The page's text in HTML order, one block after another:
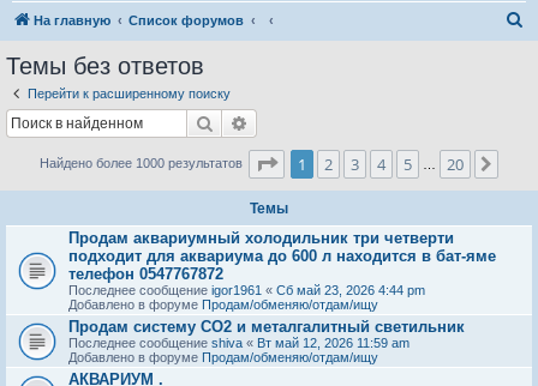
На главную Список форумов
Темы без ответов
Перейти к расширенному поиску
Поиск
Найдено более 1000 результатов Страница1 из
1 2 3 4 5 20
Темы
Продам аквариумный холодильник три четверти
подходит для аквариума до 600 л находится в бат-яме
телефон 0547767872
Последнее сообщение igor1961 « Сб май 23, 2026 4:44 pm
Добавлено в форуме Продам/обменяю/отдам/ищу
Продам систему СО2 и металгалитный светильник
Последнее сообщение shiva « Вт май 12, 2026 11:59 am
Добавлено в форуме Продам/обменяю/отдам/ищу
АКВАРИУМ .